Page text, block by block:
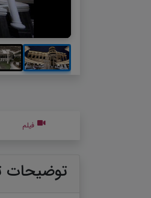
فیلم
توضیحات